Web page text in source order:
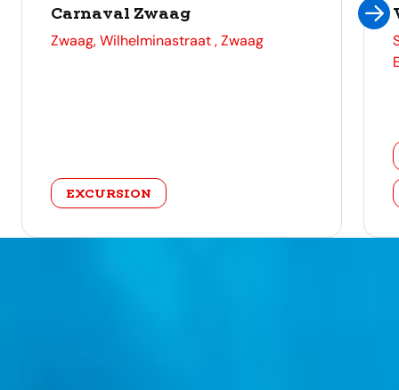
Carnaval Zwaag
address
Zwaag, Wilhelminastraat , Zwaag
category
EXCURSION